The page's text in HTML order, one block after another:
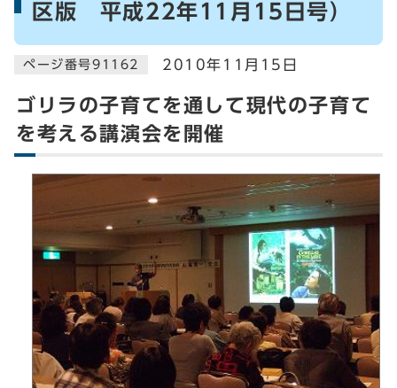
区版 平成22年11月15日号）
ページ番号91162 2010年11月15日
ゴリラの子育てを通して現代の子育て
を考える講演会を開催